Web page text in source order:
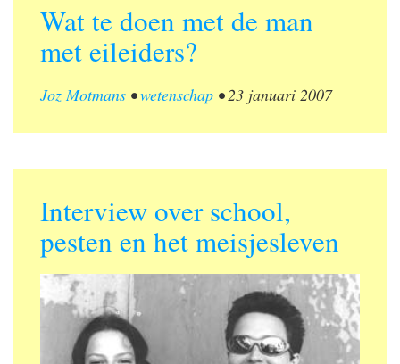
Wat te doen met de man
met eileiders?
Joz Motmans •wetenschap •23 januari 2007
Interview over school,
pesten en het meisjesleven